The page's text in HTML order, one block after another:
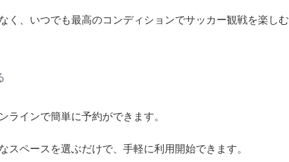
く、いつでも最高のコンディションでサッカー観戦を楽しむ
ラインで簡単に予約ができます。
スペースを選ぶだけで、手軽に利用開始できます。